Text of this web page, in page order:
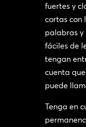
fuertes y
cortas con
palabras y
fáciles de
tengan
cuenta
puede
Tenga en